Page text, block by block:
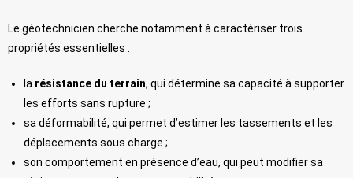
Le géotechnicien cherche notamment à caractériser trois
propriétés essentielles :
la résistance du terrain, qui détermine sa capacité à supporter
les efforts sans rupture ;
sa déformabilité, qui permet d’estimer les tassements et les
déplacements sous charge ;
son comportement en présence d’eau, qui peut modifier sa